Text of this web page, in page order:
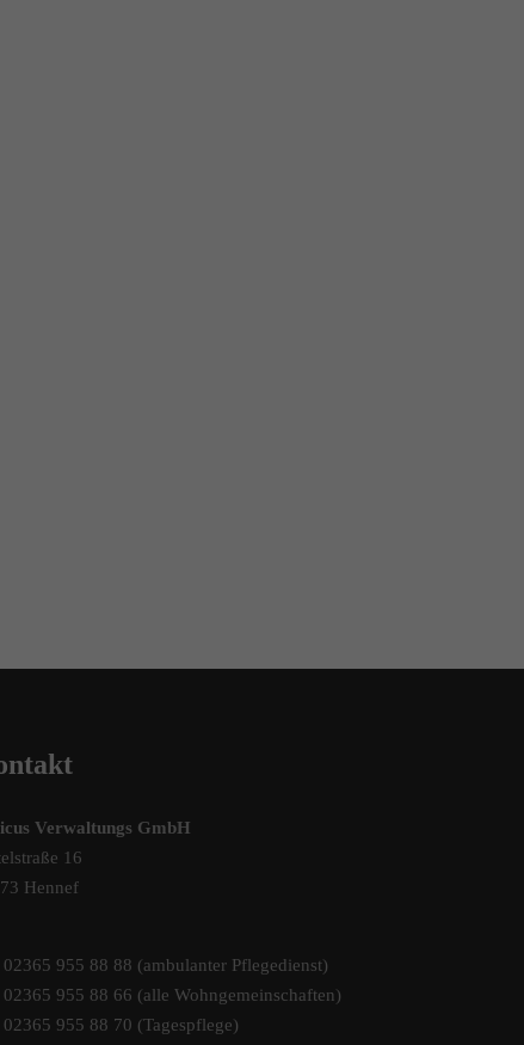
Verwaltungs GmbH
16
Hennef
02365 955 88 88 (ambulanter Pflegedienst)
02365 955 88 66 (alle Wohngemeinschaften)
02365 955 88 70 (Tagespflege)